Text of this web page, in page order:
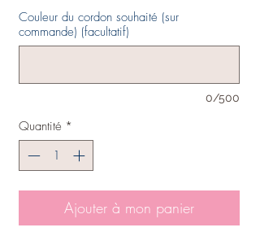
Couleur du cordon souhaité (sur
commande) (facultatif)
0/500
Quantité *
Ajouter à mon panier